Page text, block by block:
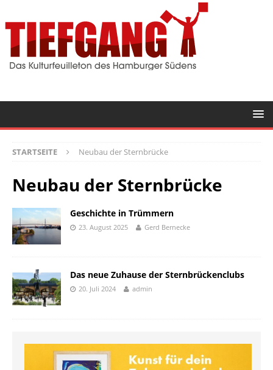
STARTSEITE Neubau der Sternbrücke
Neubau der Sternbrücke
Geschichte in Trümmern
23. August 2025 Gerd Bernecke
Das neue Zuhause der Sternbrückenclubs
20. Juli 2024 admin